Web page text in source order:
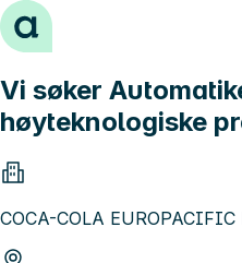
Hopp til innhold
Vi søker
høyteknologiske
COCA-COLA